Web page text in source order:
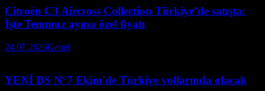
Citroën C3 Aircross Collection Türkiye’de satışta:
İşte Temmuz ayına özel fiyatı
24.07.2026Genel
YENİ DS N°7 Ekim'de Türkiye yollarında olacak